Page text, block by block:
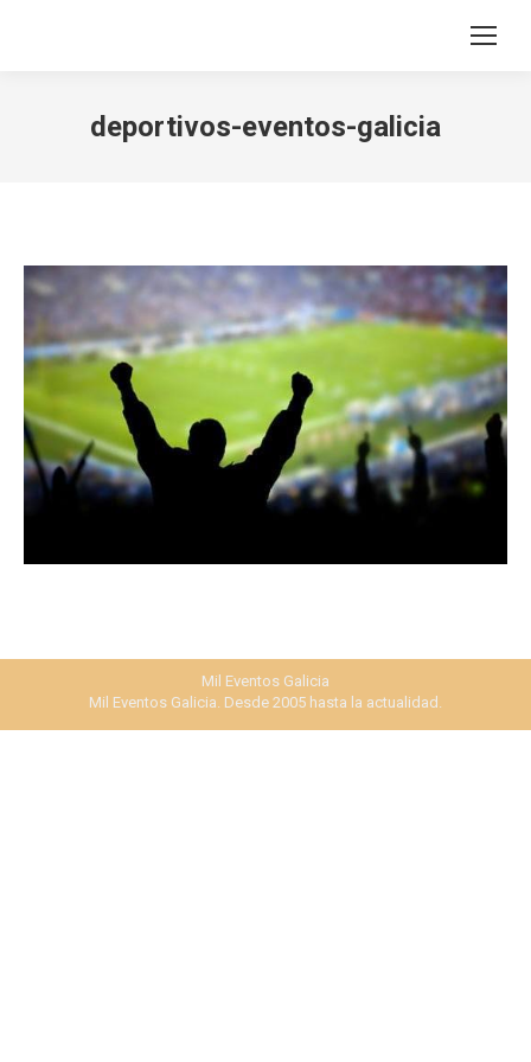
Search:
deportivos-eventos-galicia
Mil Eventos Galicia
Mil Eventos Galicia. Desde 2005 hasta la actualidad.